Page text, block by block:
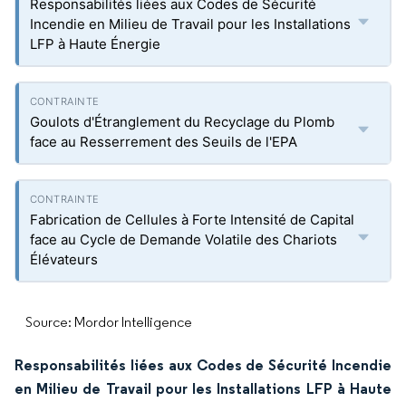
Responsabilités liées aux Codes de Sécurité
Incendie en Milieu de Travail pour les Installations
LFP à Haute Énergie
Goulots d'Étranglement du Recyclage du Plomb
face au Resserrement des Seuils de l'EPA
Fabrication de Cellules à Forte Intensité de Capital
face au Cycle de Demande Volatile des Chariots
Élévateurs
Source: Mordor Intelligence
Responsabilités liées aux Codes de Sécurité Incendie
en Milieu de Travail pour les Installations LFP à Haute